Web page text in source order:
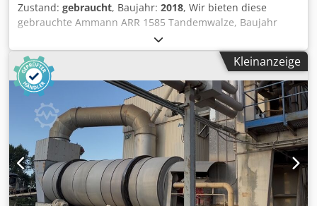
Zustand: gebraucht, Baujahr: 2018, Wir bieten diese
gebrauchte Ammann ARR 1585 Tandemwalze, Baujahr
2018, an. Typ: ARR 1585 Seriennummer: 558D063
Einsatzgewicht: 1 395 kg Maximales Gewicht: 1 405 kg
Nennleistung: 13,2 kW Dcjdozddcpspfx Ab Nok Baujahr:
2018 Wenn Sie Rückfragen haben oder mehr
Informationen benötigen, schreiben Sie uns gerne eine
Nachricht oder rufen uns an.
Kleinanzeige